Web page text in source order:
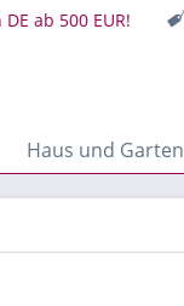
ab 500 EUR!
Haus und Garten